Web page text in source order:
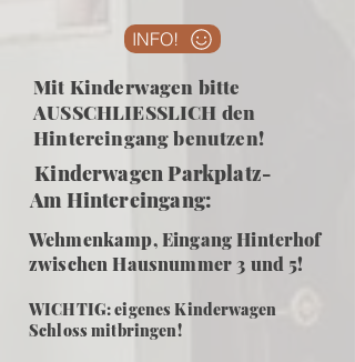
INFO!
Mit Kinderwagen bitte
AUSSCHLIESSLICH den
Hintereingang benutzen!
Kinderwagen Parkplatz-
Am Hintereingang:
Wehmenkamp, Eingang Hinterhof
zwischen Hausnummer 3 und 5!
WICHTIG: eigenes Kinderwagen
Schloss mitbringen!